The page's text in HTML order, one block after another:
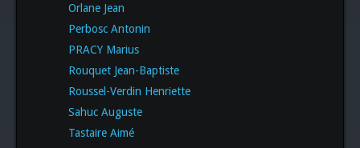
Orlane Jean
Perbosc Antonin
PRACY Marius
Rouquet Jean-Baptiste
Roussel-Verdin Henriette
Sahuc Auguste
Tastaire Aimé